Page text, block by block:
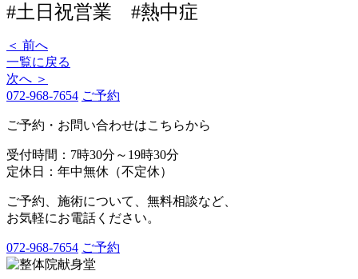
#土日祝営業 #熱中症
＜ 前へ
一覧に戻る
次へ ＞
072-968-7654 ご予約
ご予約・お問い合わせはこちらから
受付時間：7時30分～19時30分
定休日：年中無休（不定休）
ご予約、施術について、無料相談など、
お気軽にお電話ください。
072-968-7654 ご予約